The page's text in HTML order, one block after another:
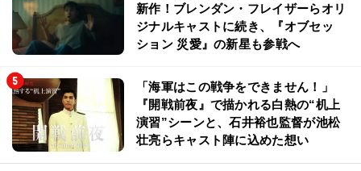
新作！ブレンダン・フレイザーらオリ
ジナルキャストに続き、『オブセッ
ション 災愛』の新星も参戦へ
「海軍はこの戦争をできません！」
『開戦前夜』で描かれる白熱の“机上
演習”シーンと、石井裕也監督が池松
壮亮らキャスト陣に込めた想い